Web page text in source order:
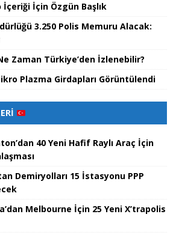
İçin Özgün Başlık
3.250 Polis Memuru Alacak:
Zaman Türkiye’den İzlenebilir?
Plazma Girdapları Görüntülendi
40 Yeni Hafif Raylı Araç İçin
Demiryolları 15 İstasyonu PPP
Melbourne İçin 25 Yeni X’trapolis